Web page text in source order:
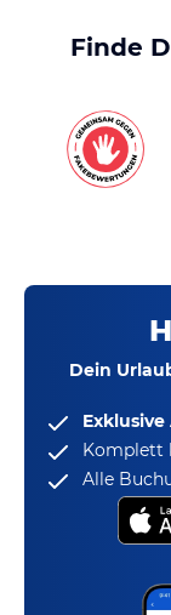
Finde
Dein
Komplett
Alle